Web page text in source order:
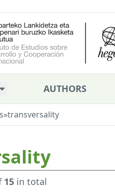
AUTHORS
»transversality
15 in total